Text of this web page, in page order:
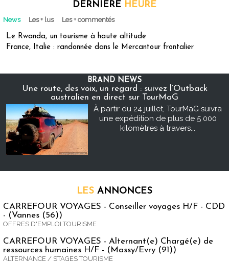
DERNIÈRE HEURE
News Les + lus Les + commentés
Le Rwanda, un tourisme à haute altitude
France, Italie : randonnée dans le Mercantour frontalier
BRAND NEWS
Une route, des voix, un regard : suivez l’Outback
australien en direct sur TourMaG
À partir du 24 juillet, TourMaG suivra
une expédition de plus de 5 000
kilomètres à travers...
LES ANNONCES
CARREFOUR VOYAGES - Conseiller voyages H/F - CDD
- (Vannes (56))
OFFRES D'EMPLOI TOURISME
CARREFOUR VOYAGES - Alternant(e) Chargé(e) de
ressources humaines H/F - (Massy/Evry (91))
ALTERNANCE / STAGES TOURISME